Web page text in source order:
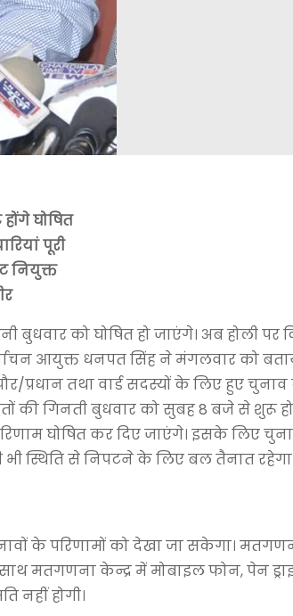
घोषित
पूरी
नियुक्त
बुधवार को घोषित हो जाएंगे। अब होली
आयुक्त धनपत सिंह ने मंगलवार को
तथा वार्ड सदस्यों के लिए हुए चुनाव
की गिनती बुधवार को सुबह 8 बजे से शुरू
घोषित कर दिए जाएंगे। इसके लिए
भी स्थिति से निपटने के लिए बल तैनात
के परिणामों को देखा जा सकेगा।
मतगणना केन्द्र में मोबाइल फोन, पेन
नहीं होगी।